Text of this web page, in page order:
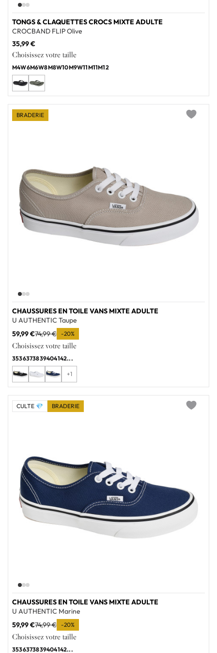
TONGS & CLAQUETTES CROCS MIXTE ADULTE
CROCBAND FLIP Olive
35,99 €
Choisissez votre taille
M4W6M6W8M8W10M9W11M11M12
CHAUSSURES EN TOILE VANS MIXTE ADULTE
U AUTHENTIC Taupe
59,99 €74,99 € -20%
Choisissez votre taille
3536373839404142...
+1
BRADERIE
CHAUSSURES EN TOILE VANS MIXTE ADULTE
U AUTHENTIC Marine
59,99 €74,99 € -20%
Choisissez votre taille
3536373839404142...
CULTE 💎 BRADERIE